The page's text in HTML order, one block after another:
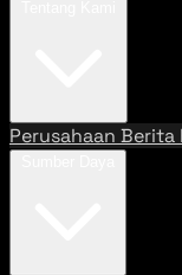
Perusahaan Berita